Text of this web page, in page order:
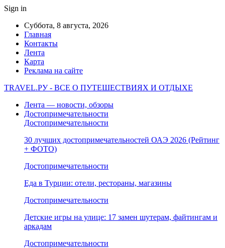
Sign in
Суббота, 8 августа, 2026
Главная
Контакты
Лента
Карта
Реклама на сайте
TRAVEL.РУ - ВСЕ О ПУТЕШЕСТВИЯХ И ОТДЫХЕ
Лента — новости, обзоры
Достопримечательности
Достопримечательности
30 лучших достопримечательностей ОАЭ 2026 (Рейтинг
+ ФОТО)
Достопримечательности
Еда в Турции: отели, рестораны, магазины
Достопримечательности
Детские игры на улице: 17 замен шутерам, файтингам и
аркадам
Достопримечательности